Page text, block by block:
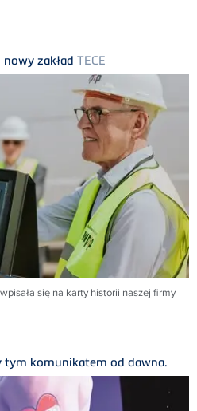
zakład TECE
się na karty historii naszej firmy
tym komunikatem od dawna.